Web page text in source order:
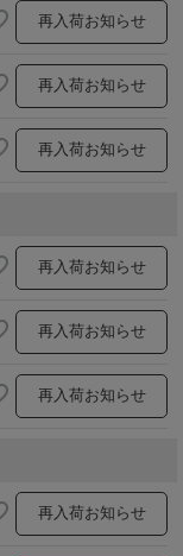
再入荷お知らせ
再入荷お知らせ
再入荷お知らせ
再入荷お知らせ
再入荷お知らせ
再入荷お知らせ
再入荷お知らせ